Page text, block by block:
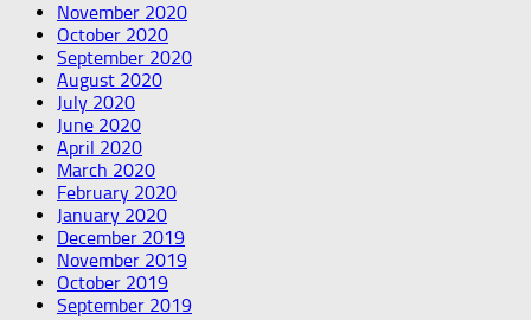
November 2020
October 2020
September 2020
August 2020
July 2020
June 2020
April 2020
March 2020
February 2020
January 2020
December 2019
November 2019
October 2019
September 2019